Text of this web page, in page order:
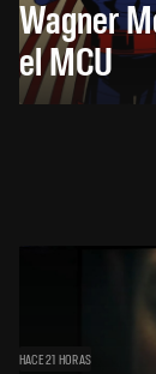
Wagner
el MCU
HACE 21 HORAS